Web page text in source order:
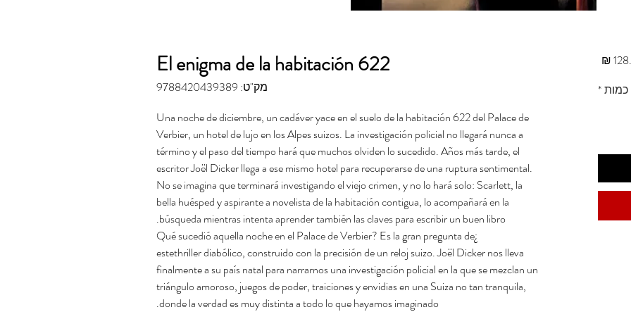
El enigma de la habitación 622
מק"ט: 9788420439389
Una noche de diciembre, un cadáver yace en el suelo de la habitación 622 del Palace de
Verbier, un hotel de lujo en los Alpes suizos. La investigación policial no llegará nunca a
término y el paso del tiempo hará que muchos olviden lo sucedido. Años más tarde, el
escritor Joël Dicker llega a ese mismo hotel para recuperarse de una ruptura sentimental.
No se imagina que terminará investigando el viejo crimen, y no lo hará solo: Scarlett, la
bella huésped y aspirante a novelista de la habitación contigua, lo acompañará en la
búsqueda mientras intenta aprender también las claves para escribir un buen libro.
¿Qué sucedió aquella noche en el Palace de Verbier? Es la gran pregunta de
estethriller diabólico, construido con la precisión de un reloj suizo. Joël Dicker nos lleva
finalmente a su país natal para narrarnos una investigación policial en la que se mezclan un
triángulo amoroso, juegos de poder, traiciones y envidias en una Suiza no tan tranquila,
donde la verdad es muy distinta a todo lo que hayamos imaginado.
כמות*